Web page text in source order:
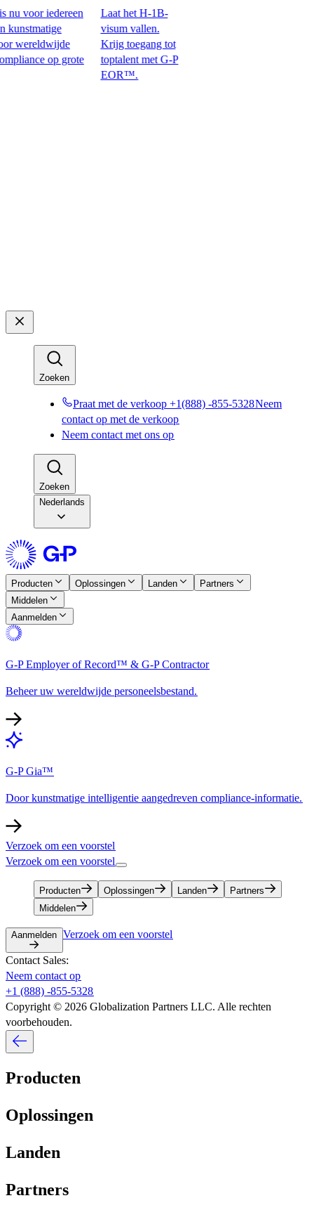
iedereen
op grote
Laat het H-1B-
visum vallen.
Krijg toegang tot
toptalent met G-P
EOR™.​​
Zoeken​​
Praat met de verkoop +1(888) -855-5328​​Neem
contact op met de verkoop​​
Neem contact met ons op​​
Zoeken​​
Nederlands
Producten​​ Oplossingen​​ Landen​​
Partners​​
Middelen​​
Aanmelden​​
G-P Employer of Record™ & G-P Contractor​​
Beheer uw wereldwijde personeelsbestand.​​
G-P Gia™​​
Door kunstmatige intelligentie aangedreven compliance-informatie.​​
Verzoek om een voorstel​​
Verzoek om een voorstel​​
Producten​​ Oplossingen​​ Landen​​
Partners​​
Middelen​​
Aanmelden​​ Verzoek om een voorstel​​
Contact Sales:​​
Neem contact op​​
+1 (888) -855-5328​​
Copyright © 2026 Globalization Partners LLC. Alle rechten
voorbehouden.​​
Producten​​
Oplossingen​​
Landen​​
Partners​​